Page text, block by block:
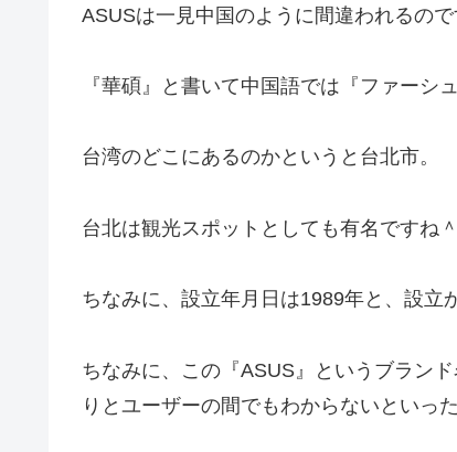
ASUSは一見中国のように間違われるの
『華碩』と書いて中国語では『ファーシ
台湾のどこにあるのかというと台北市。
台北は観光スポットとしても有名ですね
ちなみに、設立年月日は1989年と、設立
ちなみに、この『ASUS』というブラン
りとユーザーの間でもわからないといっ